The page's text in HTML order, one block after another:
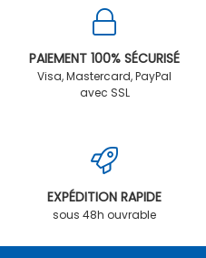
PAIEMENT 100% SÉCURISÉ
Visa, Mastercard, PayPal
avec SSL
EXPÉDITION RAPIDE
sous 48h ouvrable